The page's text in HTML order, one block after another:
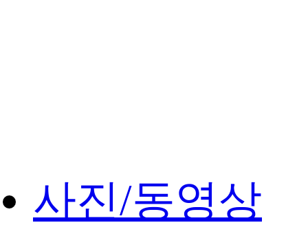
사진/동영상